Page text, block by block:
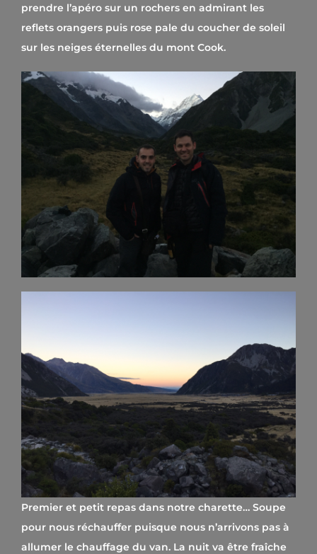
prendre l’apéro sur un rochers en admirant les
reflets orangers puis rose pale du coucher de soleil
sur les neiges éternelles du mont Cook.
Premier et petit repas dans notre charette… Soupe
pour nous réchauffer puisque nous n’arrivons pas à
allumer le chauffage du van. La nuit va être fraîche